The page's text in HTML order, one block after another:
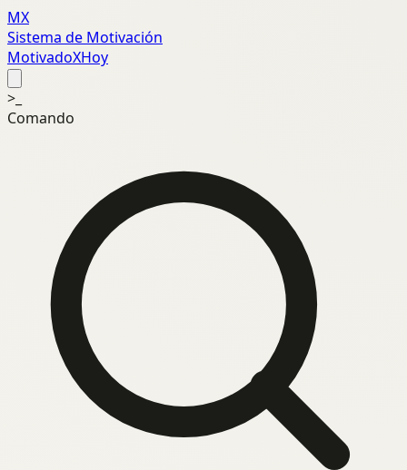
MX
Sistema de Motivación
MotivadoXHoy
>_
Comando